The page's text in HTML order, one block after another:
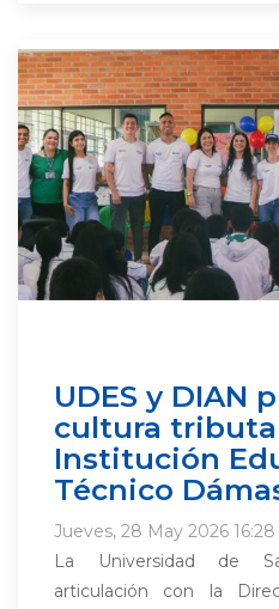
UDES y DIAN
cultura
Institución
Técnico
Jueves, 28 May 2026 16:28
La Universidad de
articulación con la